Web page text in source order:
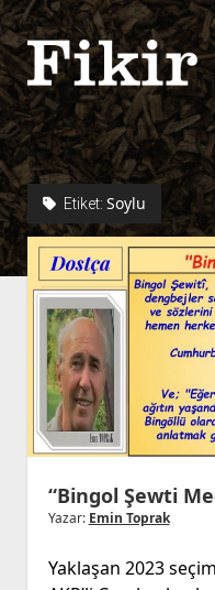
Fikir
Kazanı
Etiket: Soylu
“Bingol Şewti
Yazar: Emin Toprak
Yaklaşan 2023